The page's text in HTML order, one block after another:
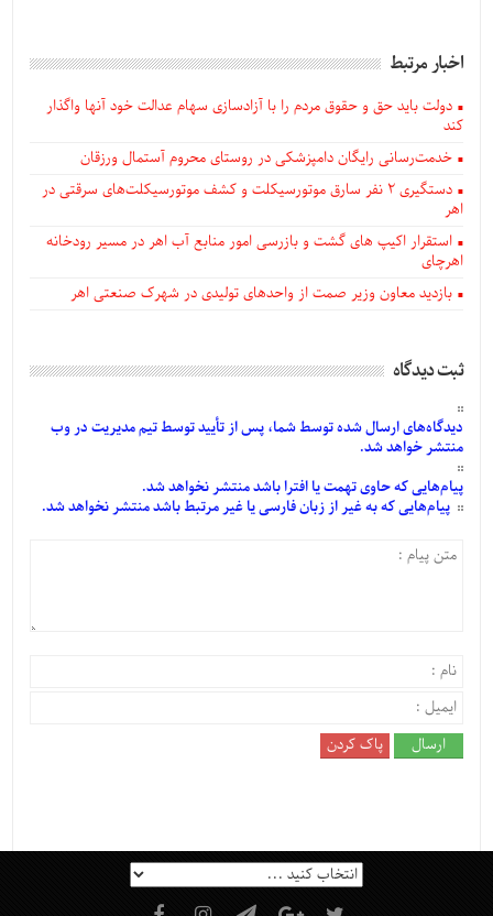
اخبار مرتبط
دولت باید حق و حقوق مردم را با آزادسازی سهام عدالت خود آنها واگذار
کند
خدمت‌رسانی رایگان دامپزشکی در روستای محروم آستمال ورزقان
دستگيری ۲ نفر سارق موتورسیکلت و کشف موتورسیکلت‌های سرقتی در
اهر
استقرار اکیپ های گشت و بازرسی امور منابع آب اهر در مسیر رودخانه
اهرچای
بازدید معاون وزیر صمت از واحدهای تولیدی در شهرک صنعتی اهر
ثبت دیدگاه
دیدگاه‌هایارسالشدهتوسط شما، پس ازتأییدتوسط تیم مدیریت در وب
منتشر خواهد شد.
پیام‌هاییکه حاوی تهمت یا افترا باشد منتشر نخواهد شد.
پیام‌هاییکه به غیر از زبان فارسی یا غیر مرتبط باشد منتشر نخواهد شد.